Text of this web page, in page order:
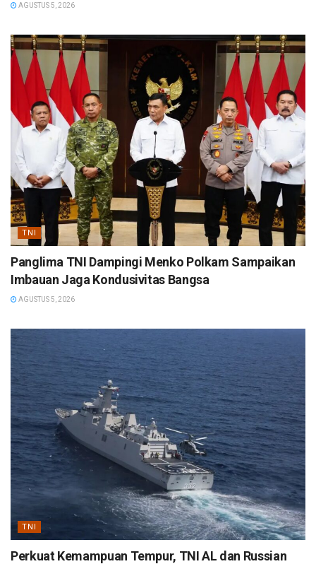
AGUSTUS 5, 2026
TNI
Panglima TNI Dampingi Menko Polkam Sampaikan
Imbauan Jaga Kondusivitas Bangsa
AGUSTUS 5, 2026
TNI
Perkuat Kemampuan Tempur, TNI AL dan Russian